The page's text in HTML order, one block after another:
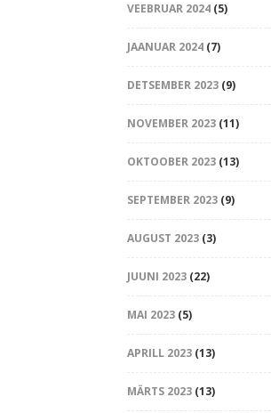
VEEBRUAR 2024(5)
JAANUAR 2024(7)
DETSEMBER 2023(9)
NOVEMBER 2023(11)
OKTOOBER 2023(13)
SEPTEMBER 2023(9)
AUGUST 2023(3)
JUUNI 2023(22)
MAI 2023(5)
APRILL 2023(13)
MÄRTS 2023(13)